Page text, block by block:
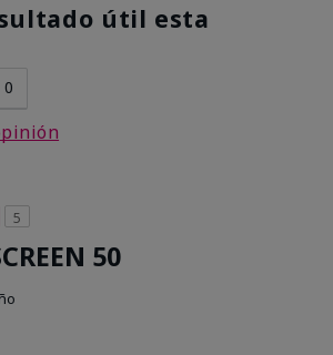
útil esta
0
5
50